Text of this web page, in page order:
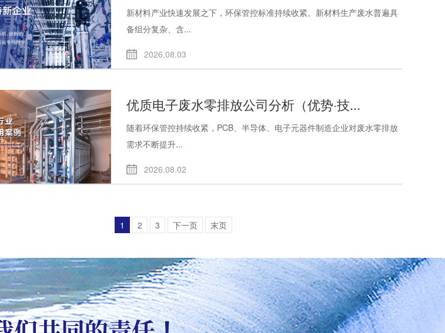
新材料产业快速发展之下，环保管控标准持续收紧。新材料生产废水普遍具
备组分复杂、含...
2026.08.03
优质电子废水零排放公司分析（优势·技...
随着环保管控持续收紧，PCB、半导体、电子元器件制造企业对废水零排放
需求不断提升...
2026.08.02
1 2 3 下一页 末页